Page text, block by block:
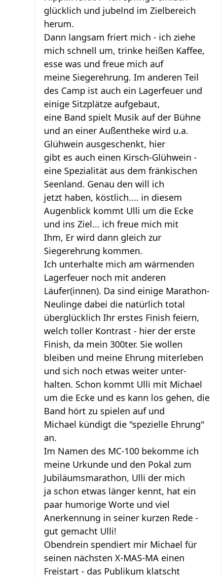
glücklich und jubelnd im Zielbereich
herum.
Dann langsam friert mich - ich ziehe
mich schnell um, trinke heißen Kaffee,
esse was und freue mich auf
meine Siegerehrung. Im anderen Teil
des Camp ist auch ein Lagerfeuer und
einige Sitzplätze aufgebaut,
eine Band spielt Musik auf der Bühne
und an einer Außentheke wird u.a.
Glühwein ausgeschenkt, hier
gibt es auch einen Kirsch-Glühwein -
eine Spezialität aus dem fränkischen
Seenland. Genau den will ich
jetzt haben, köstlich.... in diesem
Augenblick kommt Ulli um die Ecke
und ins Ziel... ich freue mich mit
Ihm, Er wird dann gleich zur
Siegerehrung kommen.
Ich unterhalte mich am wärmenden
Lagerfeuer noch mit anderen
Läufer(innen). Da sind einige Marathon-
Neulinge dabei die natürlich total
überglücklich Ihr erstes Finish feiern,
welch toller Kontrast - hier der erste
Finish, da mein 300ter. Sie wollen
bleiben und meine Ehrung miterleben
und sich noch etwas weiter unter-
halten. Schon kommt Ulli mit Michael
um die Ecke und es kann los gehen, die
Band hört zu spielen auf und
Michael kündigt die "spezielle Ehrung"
an.
Im Namen des MC-100 bekomme ich
meine Urkunde und den Pokal zum
Jubiläumsmarathon, Ulli der mich
ja schon etwas länger kennt, hat ein
paar humorige Worte und viel
Anerkennung in seiner kurzen Rede -
gut gemacht Ulli!
Obendrein spendiert mir Michael für
seinen nächsten X-MAS-MA einen
Freistart - das Publikum klatscht